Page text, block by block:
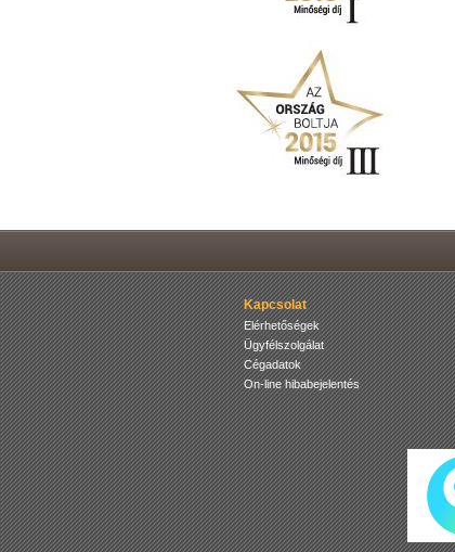
Kapcsolat
Elérhetőségek
Ügyfélszolgálat
Cégadatok
On-line hibabejelentés